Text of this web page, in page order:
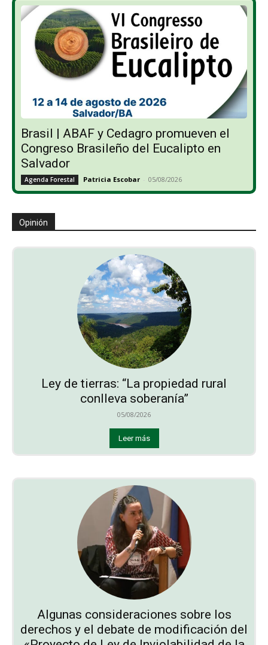
Brasil | ABAF y Cedagro promueven el
Congreso Brasileño del Eucalipto en
Salvador
Agenda Forestal Patricia Escobar - 05/08/2026
Opinión
Ley de tierras: “La propiedad rural
conlleva soberanía”
05/08/2026
Leer más
Algunas consideraciones sobre los
derechos y el debate de modificación del